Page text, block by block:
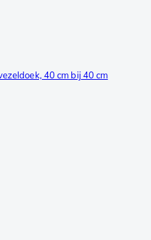
40 cm bij 40 cm